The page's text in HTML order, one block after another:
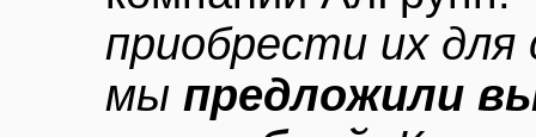
приобрести их
мы предложили